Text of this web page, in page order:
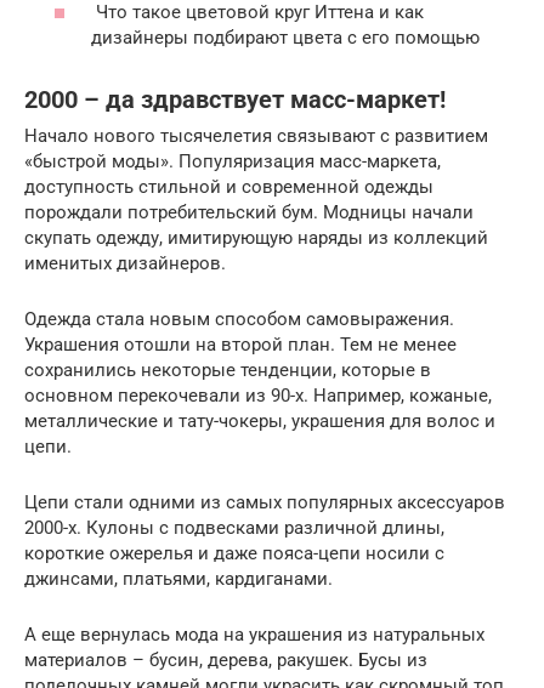
Что такое цветовой круг Иттена и как
дизайнеры подбирают цвета с его помощью
2000 – да здравствует масс-маркет!
Начало нового тысячелетия связывают с развитием
«быстрой моды». Популяризация масс-маркета,
доступность стильной и современной одежды
порождали потребительский бум. Модницы начали
скупать одежду, имитирующую наряды из коллекций
именитых дизайнеров.
Одежда стала новым способом самовыражения.
Украшения отошли на второй план. Тем не менее
сохранились некоторые тенденции, которые в
основном перекочевали из 90-х. Например, кожаные,
металлические и тату-чокеры, украшения для волос и
цепи.
Цепи стали одними из самых популярных аксессуаров
2000-х. Кулоны с подвесками различной длины,
короткие ожерелья и даже пояса-цепи носили с
джинсами, платьями, кардиганами.
А еще вернулась мода на украшения из натуральных
материалов – бусин, дерева, ракушек. Бусы из